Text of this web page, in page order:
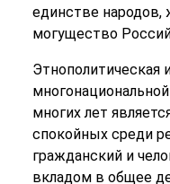
единстве народов,
могущество
Этнополитическая
многих лет
спокойных среди
гражданский и
вкладом в общее